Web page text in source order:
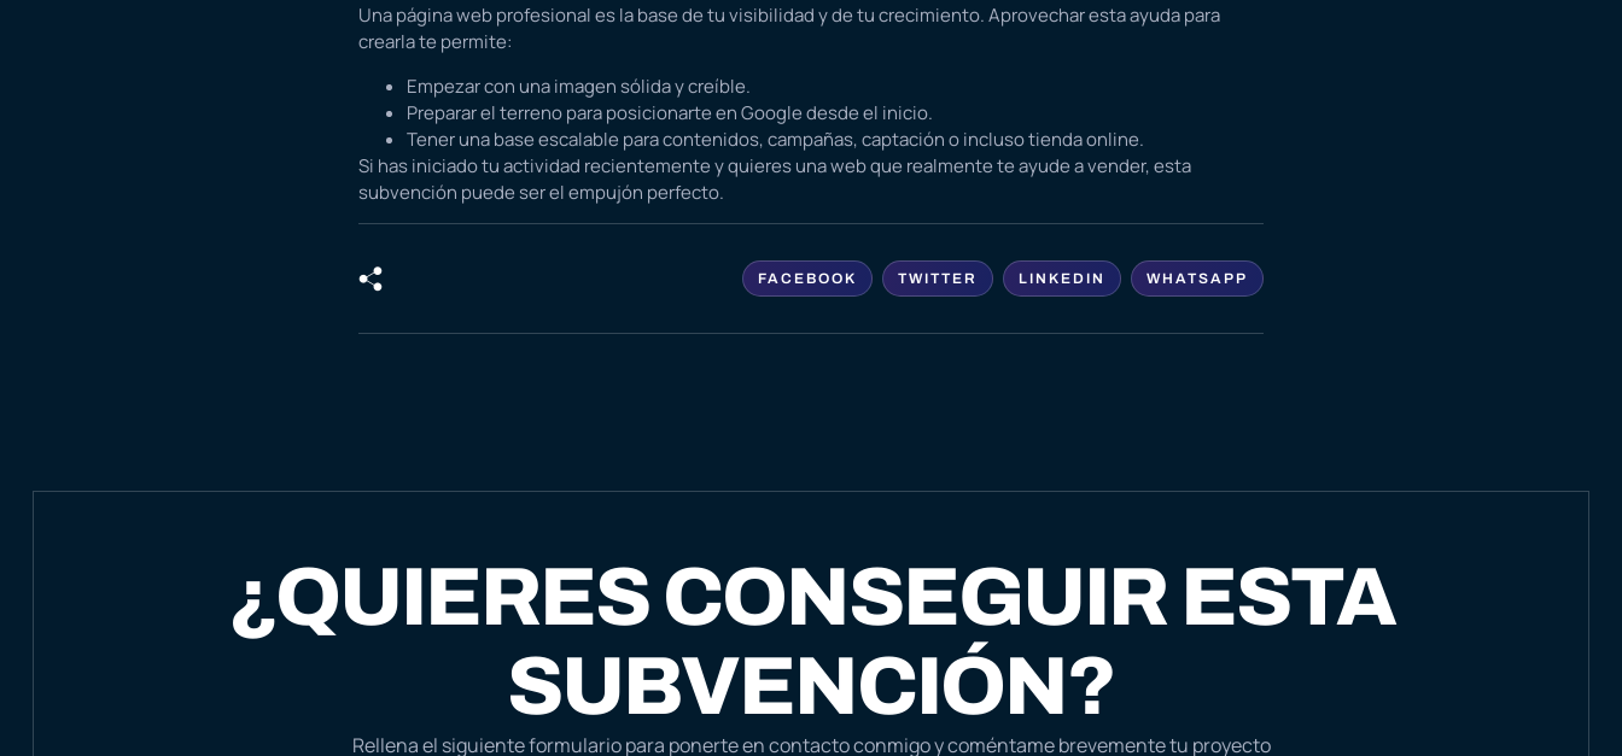
Una página web profesional es la base de tu visibilidad y de tu crecimiento. Aprovechar esta ayuda para
crearla te permite:
Empezar con una imagen sólida y creíble.
Preparar el terreno para posicionarte en Google desde el inicio.
Tener una base escalable para contenidos, campañas, captación o incluso tienda online.
Si has iniciado tu actividad recientemente y quieres una web que realmente te ayude a vender, esta
subvención puede ser el empujón perfecto.
FACEBOOK TWITTER LINKEDIN WHATSAPP
¿QUIERES CONSEGUIR ESTA
SUBVENCIÓN?
Rellena el siguiente formulario para ponerte en contacto conmigo y coméntame brevemente tu proyecto